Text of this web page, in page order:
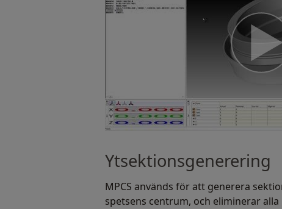
Ytsektionsgenerering
MPCS används för att generera
spetsens centrum, och eliminerar